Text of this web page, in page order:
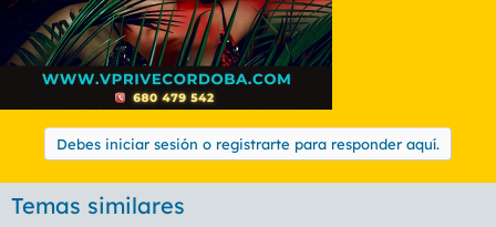
Debes iniciar sesión o registrarte para responder aquí.
Temas similares